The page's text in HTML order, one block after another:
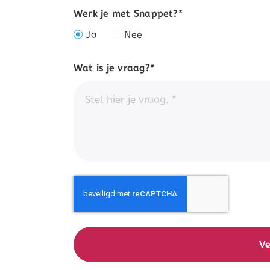
Werk je met Snappet?*
Ja
Nee
Wat is je vraag?*